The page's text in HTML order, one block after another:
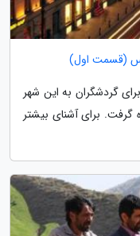
(قسمت اول)
گردشگران به این شهر
گرفت. برای آشنای بیشتر